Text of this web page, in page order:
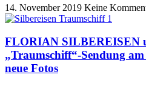
14. November 2019 Keine
FLORIAN SILBEREISEN
„Traumschiff“-Sendung
neue Fotos